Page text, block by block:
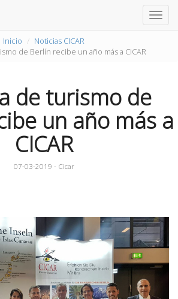
Inicio
Noticias CICAR
de Berlín recibe un año más a CICAR
de turismo de
un año más a
CICAR
07-03-2019 - Cicar